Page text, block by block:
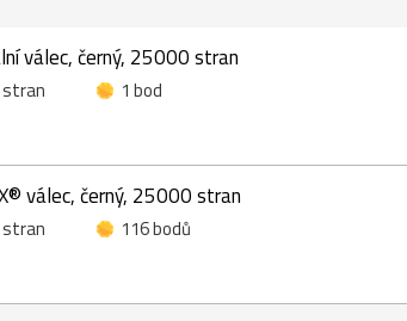
válec, černý, 25000 stran
stran
1 bod
válec, černý, 25000 stran
stran
116 bodů